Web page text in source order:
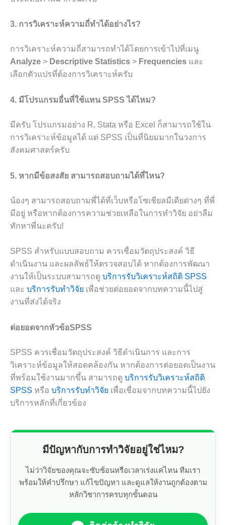
3. การวิเคราะห์ความถี่ทำได้อย่างไร?
การวิเคราะห์ความถี่สามารถทำได้โดยการเข้าไปที่เมนู
Analyze > Descriptive Statistics > Frequencies และ
เลือกตัวแปรที่ต้องการวิเคราะห์ครับ
4. มีโปรแกรมอื่นที่ใช้แทน SPSS ได้ไหม?
มีครับ โปรแกรมอย่าง R, Stata หรือ Excel ก็สามารถใช้ใน
การวิเคราะห์ข้อมูลได้ แต่ SPSS เป็นที่นิยมมากในวงการ
สังคมศาสตร์ครับ
5. หากมีข้อสงสัย สามารถสอบถามได้ที่ไหน?
น้องๆ สามารถสอบถามพี่ได้ที่เว็บหรือโซเชียลมีเดียต่างๆ ที่พี่
มีอยู่ หรือหากต้องการความช่วยเหลือในการทำวิจัย อย่าลืม
ทักหาพี่นะครับ!
SPSS สำหรับแบบสอบถาม ควรเชื่อมวัตถุประสงค์ วิธี
ดำเนินงาน และผลลัพธ์ให้ตรวจสอบได้ หากต้องการพัฒนา
งานให้เป็นระบบสามารถดู บริการรับวิเคราะห์สถิติ SPSS
และ บริการรับทำวิจัย เพื่อช่วยต่อยอดจากบทความนี้ไปสู่
งานที่ส่งได้จริง
ต่อยอดจากหัวข้อSPSS
SPSS ควรเชื่อมวัตถุประสงค์ วิธีดำเนินการ และการ
วิเคราะห์ข้อมูลให้สอดคล้องกัน หากต้องการต่อยอดเป็นงาน
ที่พร้อมใช้งานมากขึ้น สามารถดู บริการรับวิเคราะห์สถิติ
SPSS หรือ บริการรับทำวิจัย เพื่อเชื่อมจากบทความนี้ไปยัง
บริการหลักที่เกี่ยวข้อง
มีปัญหากับการทำวิจัยอยู่ใช่ไหม?
ไม่ว่าวิจัยของคุณจะซับซ้อนหรือเวลาเร่งแค่ไหน ทีมเรา
พร้อมให้คำปรึกษา แก้ไขปัญหา และดูแลให้งานถูกต้องตาม
หลักวิชาการครบทุกขั้นตอน